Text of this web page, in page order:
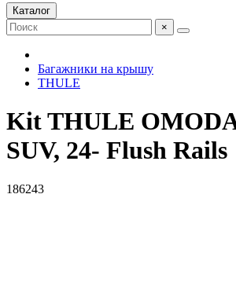
Каталог
×
Багажники на крышу
THULE
Kit THULE
SUV, 24- Flush Rails
186243